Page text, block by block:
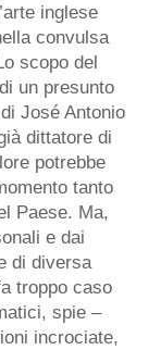
inglese
convulsa
scopo del
un presunto
José Antonio
dittatore di
potrebbe
tanto
Paese. Ma,
e dai
di diversa
troppo caso
spie –
incrociate,